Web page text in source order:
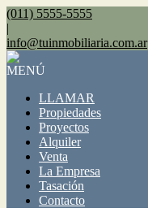
(011) 5555-5555
|
info@tuinmobiliaria.com.ar
MENÚ
LLAMAR
Propiedades
Proyectos
Alquiler
Venta
La Empresa
Tasación
Contacto